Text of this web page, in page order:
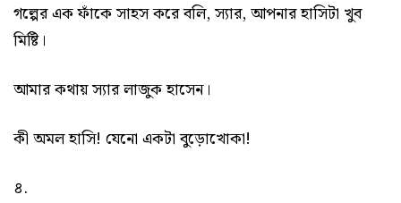
গল্পের এক ফাঁকে সাহস করে বলি, স্যার, আপনার হাসিটা খুব
মিষ্টি।
আমার কথায় স্যার লাজুক হাসেন।
কী অমল হাসি! যেনো একটা বুড়োখোকা!
৪.